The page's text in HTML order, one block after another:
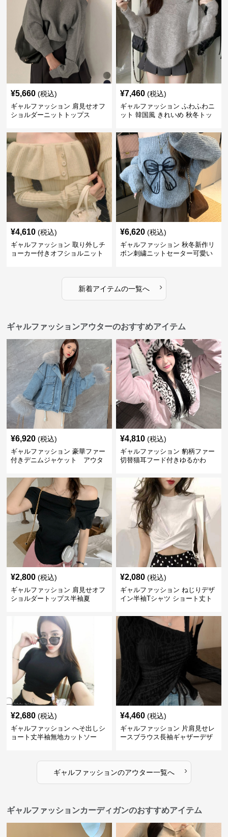
¥5,660 (税込)
ギャルファッション 肩見せオフ
ショルダーニットトップス
¥7,460 (税込)
ギャルファッション ふわふわニ
ット 韓国風 きれいめ 秋冬トッ
¥4,610 (税込)
ギャルファッション 取り外しチ
ョーカー付きオフショルニット
¥6,620 (税込)
ギャルファッション 秋冬新作リ
ボン刺繍ニットセーター可愛い
新着アイテムの一覧へ ›
ギャルファッションアウターのおすすめアイテム
¥6,920 (税込)
ギャルファッション 豪華ファー
付きデニムジャケット アウタ
¥4,810 (税込)
ギャルファッション 豹柄ファー
切替猫耳フード付きゆるかわ
¥2,800 (税込)
ギャルファッション 肩見せオフ
ショルダートップス半袖夏
¥2,080 (税込)
ギャルファッション ねじりデザ
イン半袖Tシャツ ショート丈ト
¥2,680 (税込)
ギャルファッション へそ出しシ
ョート丈半袖無地カットソー
¥4,460 (税込)
ギャルファッション 片肩見せレ
ースブラウス長袖ギャザーデザ
ギャルファッションのアウター一覧へ ›
ギャルファッションカーディガンのおすすめアイテム